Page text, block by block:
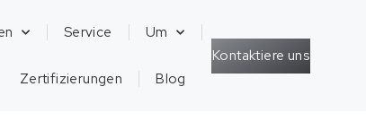
Service Um
Zertifizierungen Blog
Kontaktiere uns